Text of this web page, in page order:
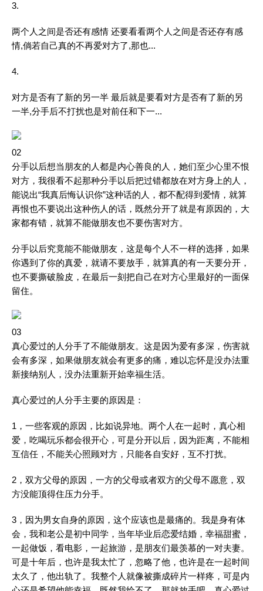
3.
两个人之间是否还有感情 还要看看两个人之间是否还存有感
情,倘若自己真的不再爱对方了,那也...
4.
对方是否有了新的另一半 最后就是要看对方是否有了新的另
一半,分手后不打扰也是对前任和下一...
02
分手以后想当朋友的人都是内心善良的人，她们至少心里不恨
对方，我很看不起那种分手以后把过错都放在对方身上的人，
能说出“我真后悔认识你”这种话的人，都不配得到爱情，就算
再恨也不要说出这种伤人的话，既然分开了就是有原因的，大
家都有错，就算不能做朋友也不要伤害对方。
分手以后究竟能不能做朋友，这是每个人不一样的选择，如果
你遇到了你的真爱，就请不要放手，就算真的有一天要分开，
也不要撕破脸皮，在最后一刻把自己在对方心里最好的一面保
留住。
03
真心爱过的人分手了不能做朋友。这是因为爱有多深，伤害就
会有多深，如果做朋友就会有更多的痛，难以忘怀是没办法重
新接纳别人，没办法重新开始幸福生活。
真心爱过的人分手主要的原因是：
1，一些客观的原因，比如说异地。两个人在一起时，真心相
爱，吃喝玩乐都会很开心，可是分开以后，因为距离，不能相
互信任，不能关心照顾对方，只能各自安好，互不打扰。
2，双方父母的原因，一方的父母或者双方的父母不愿意，双
方没能顶得住压力分手。
3，因为男女自身的原因，这个应该也是最痛的。我是身有体
会，我和老公是初中同学，当年毕业后恋爱结婚，幸福甜蜜，
一起做饭，看电影，一起旅游，是朋友们最羡慕的一对夫妻。
可是十年后，也许是我太忙了，忽略了他，也许是在一起时间
太久了，他出轨了。我整个人就像被撕成碎片一样疼，可是内